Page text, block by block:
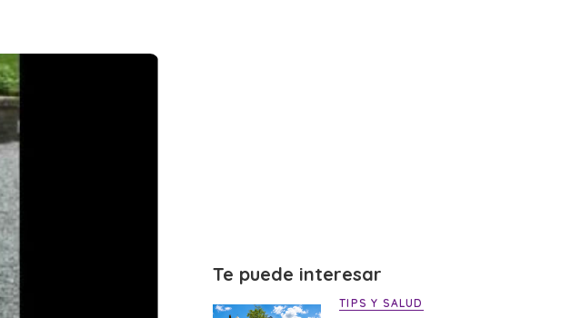
Te puede interesar
TIPS Y SALUD